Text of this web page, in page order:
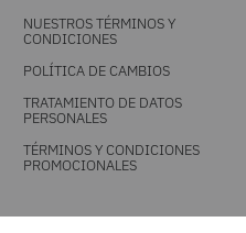
NUESTROS TÉRMINOS Y
CONDICIONES
POLÍTICA DE CAMBIOS
TRATAMIENTO DE DATOS
PERSONALES
TÉRMINOS Y CONDICIONES
PROMOCIONALES